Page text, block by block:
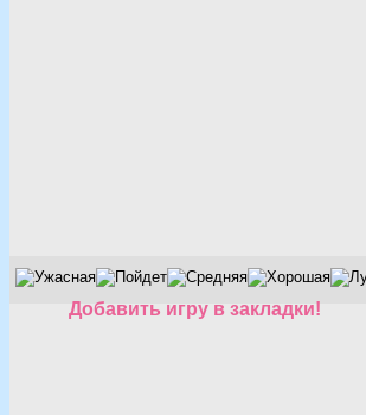
Добавить игру в закладки!